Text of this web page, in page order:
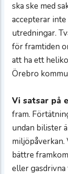
ska ske med
accepterar
utredningar.
för framtiden
att ha ett
Örebro
Vi satsar på
fram.
undan bilister
miljöpåverkan.
bättre
eller